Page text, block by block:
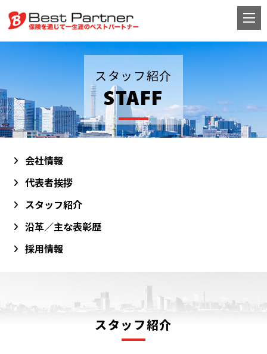
スタッフ紹介
STAFF
会社情報
代表者挨拶
スタッフ紹介
沿革／主な表彰歴
採用情報
スタッフ紹介